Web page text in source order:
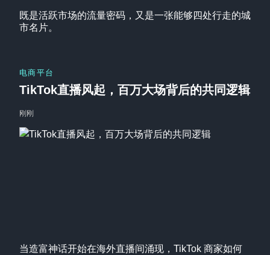
既是活跃市场的流量密码，又是一张能够四处行走的城
市名片。
当造富神话开始在海外直播间涌现，TikTok 商家如何
电商平台
TikTok直播风起，百万大场背后的共同逻辑
刚刚